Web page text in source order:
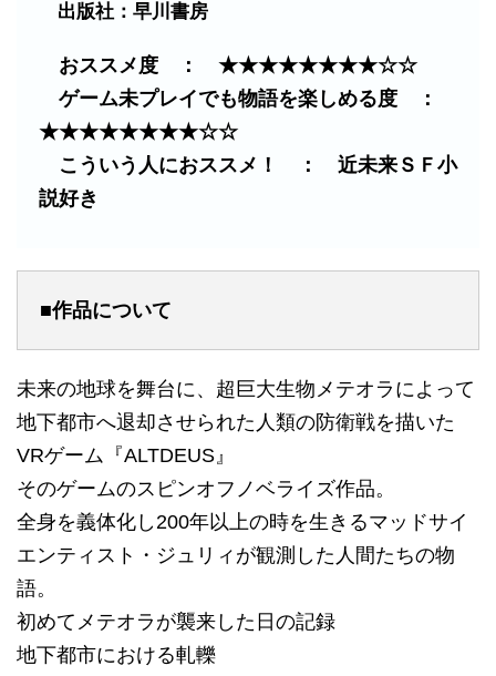
出版社：早川書房
おススメ度 ： ★★★★★★★★☆☆
ゲーム未プレイでも物語を楽しめる度 ：
★★★★★★★★☆☆
こういう人におススメ！ ： 近未来ＳＦ小
説好き
■作品について
未来の地球を舞台に、超巨大生物メテオラによって
地下都市へ退却させられた人類の防衛戦を描いた
VRゲーム『ALTDEUS』
そのゲームのスピンオフノベライズ作品。
全身を義体化し200年以上の時を生きるマッドサイ
エンティスト・ジュリィが観測した人間たちの物
語。
初めてメテオラが襲来した日の記録
地下都市における軋轢